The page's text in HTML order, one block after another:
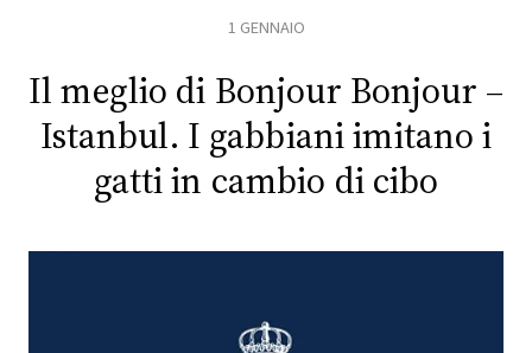
RADIO
PLAYLIST
1 GENNAIO
Il meglio di Bonjour Bonjour –
Istanbul. I gabbiani imitano i
gatti in cambio di cibo